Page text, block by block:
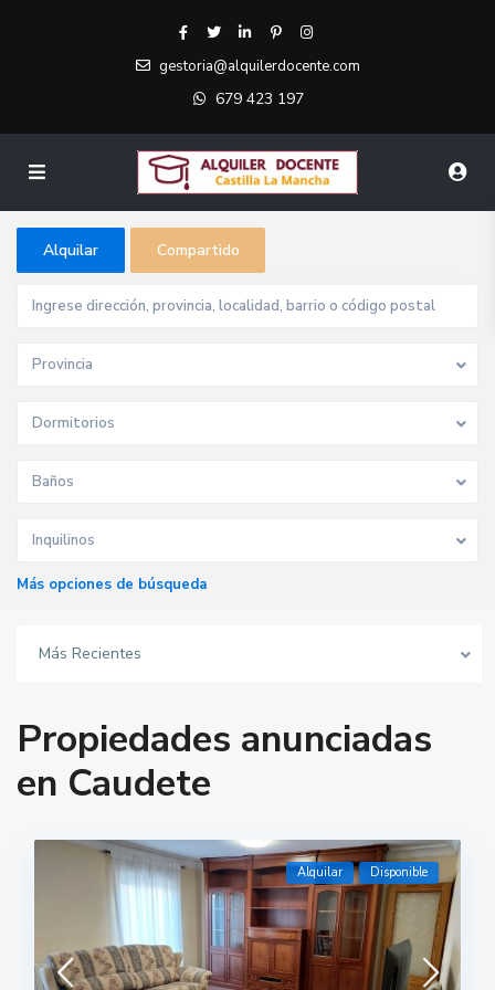
gestoria@alquilerdocente.com
679 423 197
Alquilar Compartido
Provincia
Dormitorios
Baños
Inquilinos
Más opciones de búsqueda
Más Recientes
Propiedades anunciadas
en Caudete
Alquilar Disponible